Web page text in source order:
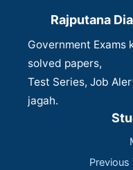
Rajputana
Government Exams
solved papers,
Test Series, Job
jagah.
Previous